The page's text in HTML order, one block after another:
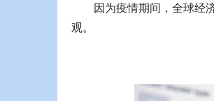
因为疫情期间，全球经
观。